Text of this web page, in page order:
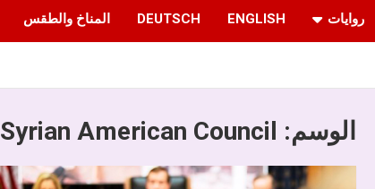
روايات ENGLISH
DEUTSCH المناخ والطقس
الوسم: Syrian American Council